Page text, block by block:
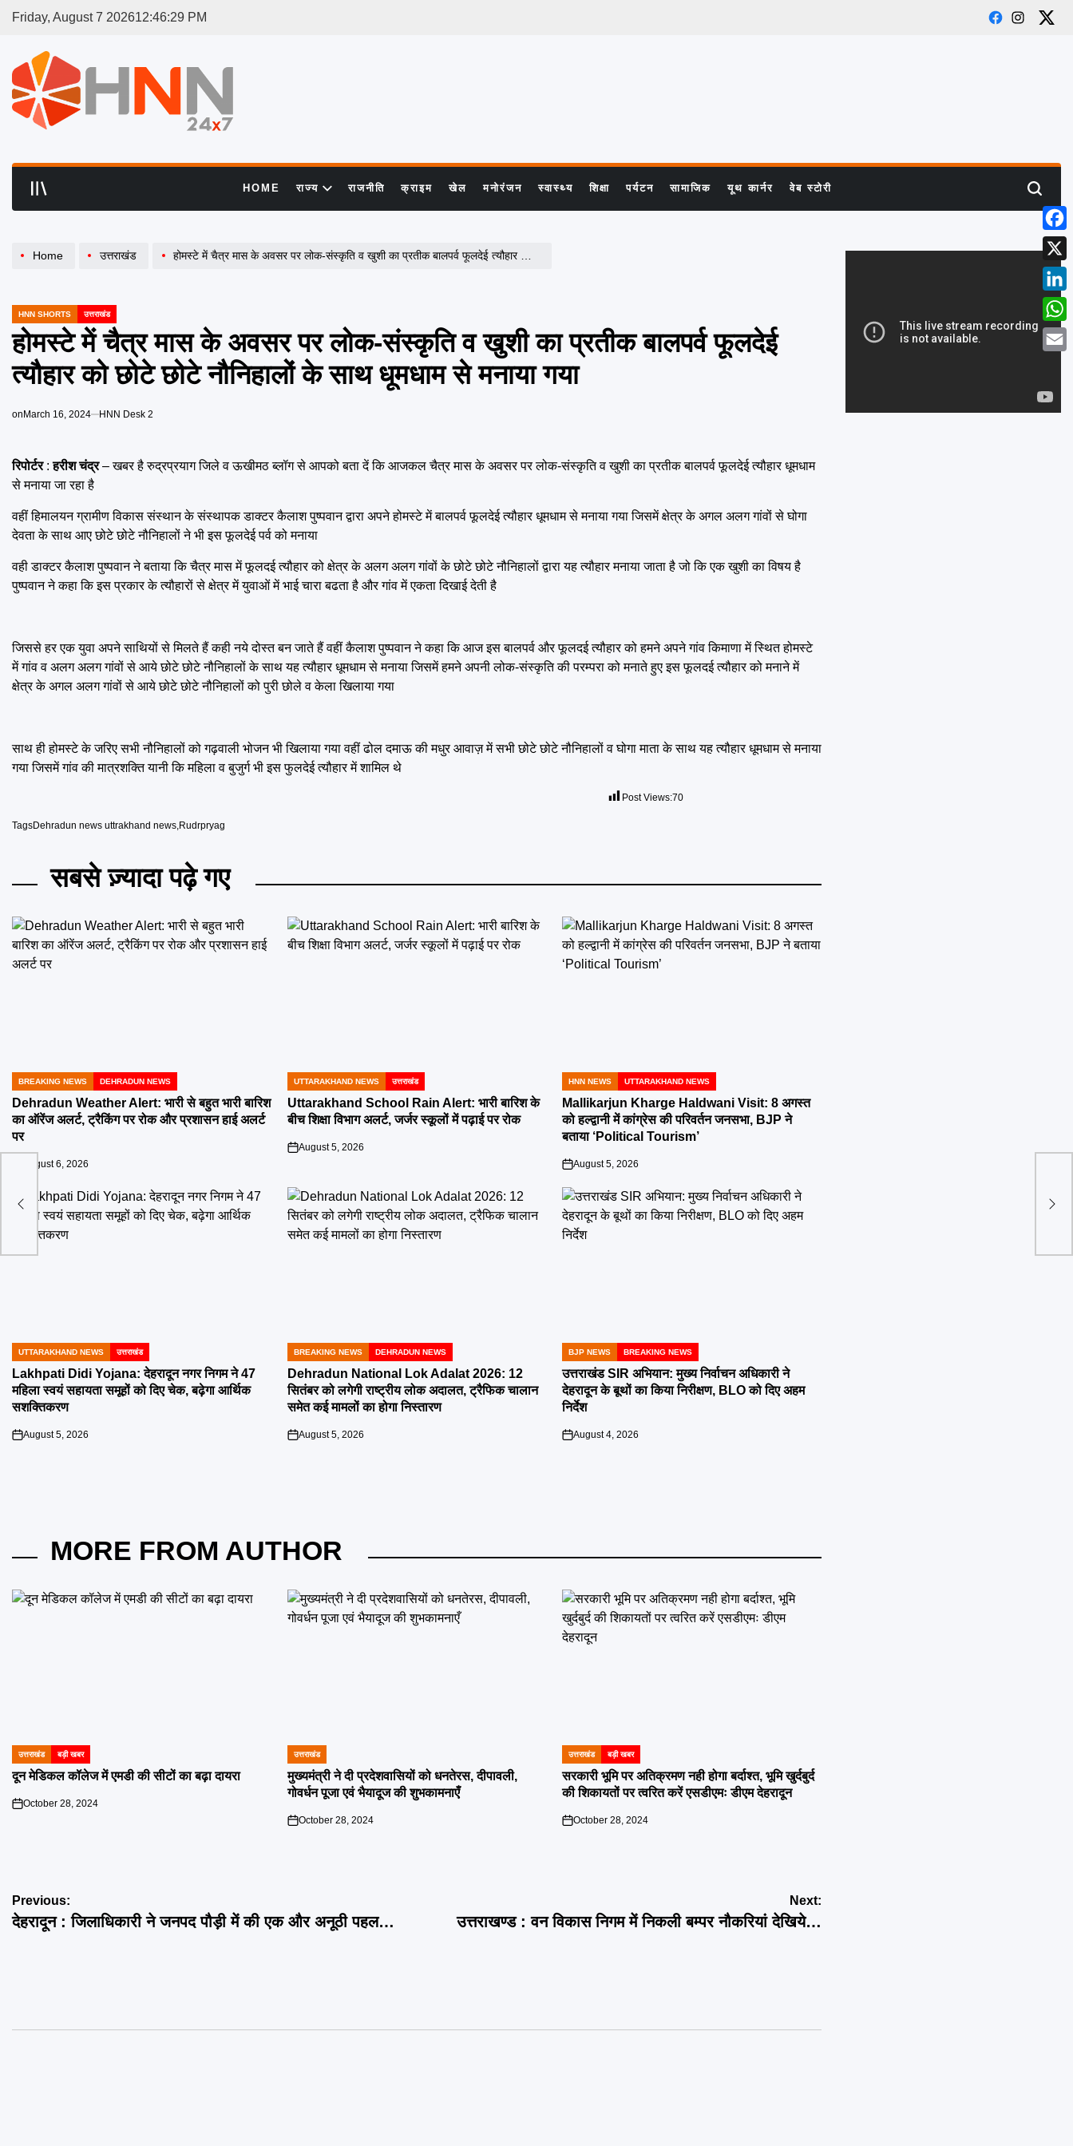
Friday, August 7 202612:46:30 PM
Facebook
Instagram
X
HOME राज्य राजनीति क्राइम खेल मनोरंजन स्वास्थ्य शिक्षा पर्यटन सामाजिक यूथ कार्नर वेब स्टोरी Search
Home उत्तराखंड होमस्टे में चैत्र मास के अवसर पर लोक-संस्कृति व खुशी का प्रतीक बालपर्व फूलदेई त्यौहार को छोटे छोटे नौनिहालों के साथ धूमधाम से मनाया गया
POSTED
HNN SHORTS उत्तराखंड
होमस्टे में चैत्र मास के अवसर पर लोक-संस्कृति व खुशी का प्रतीक बालपर्व फूलदेई
त्यौहार को छोटे छोटे नौनिहालों के साथ धूमधाम से मनाया गया
onMarch 16, 2024 HNN Desk 2
रिपोर्टर:हरीश चंद्र– खबर है रुद्रप्रयाग जिले व ऊखीमठ ब्लॉग से आपको बता दें कि आजकल चैत्र मास के अवसर पर लोक-संस्कृति व खुशी का प्रतीक बालपर्व फूलदेई त्यौहार धूमधाम
से मनाया जा रहा है
वहीं हिमालयन ग्रामीण विकास संस्थान के संस्थापक डाक्टर कैलाश पुष्पवान द्वारा अपने होमस्टे में बालपर्व फूलदेई त्यौहार धूमधाम से मनाया गया जिसमें क्षेत्र के अगल अलग गांवों से घोगा
देवता के साथ आए छोटे छोटे नौनिहालों ने भी इस फूलदेई पर्व को मनाया
वही डाक्टर कैलाश पुष्पवान ने बताया कि चैत्र मास में फूलदई त्यौहार को क्षेत्र के अलग अलग गांवों के छोटे छोटे नौनिहालों द्वारा यह त्यौहार मनाया जाता है जो कि एक खुशी का विषय है
पुष्पवान ने कहा कि इस प्रकार के त्यौहारों से क्षेत्र में युवाओं में भाई चारा बढता है और गांव में एकता दिखाई देती है
जिससे हर एक युवा अपने साथियों से मिलते हैं कही नये दोस्त बन जाते हैं वहीं कैलाश पुष्पवान ने कहा कि आज इस बालपर्व और फूलदई त्यौहार को हमने अपने गांव किमाणा में स्थित होमस्टे
में गांव व अलग अलग गांवों से आये छोटे छोटे नौनिहालों के साथ यह त्यौहार धूमधाम से मनाया जिसमें हमने अपनी लोक-संस्कृति की परम्परा को मनाते हुए इस फूलदई त्यौहार को मनाने में
क्षेत्र के अगल अलग गांवों से आये छोटे छोटे नौनिहालों को पुरी छोले व केला खिलाया गया
साथ ही होमस्टे के जरिए सभी नौनिहालों को गढ़वाली भोजन भी खिलाया गया वहीं ढोल दमाऊ की मधुर आवाज़ में सभी छोटे छोटे नौनिहालों व घोगा माता के साथ यह त्यौहार धूमधाम से मनाया
गया जिसमें गांव की मात्रशक्ति यानी कि महिला व बुजुर्ग भी इस फुलदेई त्यौहार में शामिल थे
Post Views:70
TagsDehradun news uttrakhand news Rudrpryag
सबसे ज़्यादा पढ़े गए
POSTED
IN
BREAKING NEWS DEHRADUN NEWS
Dehradun Weather Alert: भारी से बहुत भारी बारिश
का ऑरेंज अलर्ट, ट्रैकिंग पर रोक और प्रशासन हाई अलर्ट
पर
August 6, 2026
POSTED
IN
UTTARAKHAND NEWS उत्तराखंड
Uttarakhand School Rain Alert: भारी बारिश के
बीच शिक्षा विभाग अलर्ट, जर्जर स्कूलों में पढ़ाई पर रोक
on
August 5, 2026
POSTED
IN
HNN NEWS UTTARAKHAND NEWS
Mallikarjun Kharge Haldwani Visit: 8 अगस्त
को हल्द्वानी में कांग्रेस की परिवर्तन जनसभा, BJP ने
बताया ‘Political Tourism’
on
August 5, 2026
POSTED
IN
UTTARAKHAND NEWS उत्तराखंड
Lakhpati Didi Yojana: देहरादून नगर निगम ने 47
महिला स्वयं सहायता समूहों को दिए चेक, बढ़ेगा आर्थिक
सशक्तिकरण
on
August 5, 2026
POSTED
IN
BREAKING NEWS DEHRADUN NEWS
Dehradun National Lok Adalat 2026: 12
सितंबर को लगेगी राष्ट्रीय लोक अदालत, ट्रैफिक चालान
समेत कई मामलों का होगा निस्तारण
on
August 5, 2026
POSTED
IN
BJP NEWS BREAKING NEWS
उत्तराखंड SIR अभियान: मुख्य निर्वाचन अधिकारी ने
देहरादून के बूथों का किया निरीक्षण, BLO को दिए अहम
निर्देश
on
August 4, 2026
MORE FROM AUTHOR
POSTED
IN
उत्तराखंड बड़ी खबर
दून मेडिकल कॉलेज में एमडी की सीटों का बढ़ा दायरा
on
October 28, 2024
POSTED
IN
उत्तराखंड
मुख्यमंत्री ने दी प्रदेशवासियों को धनतेरस, दीपावली,
गोवर्धन पूजा एवं भैयादूज की शुभकामनाएँ
on
October 28, 2024
POSTED
IN
उत्तराखंड बड़ी खबर
सरकारी भूमि पर अतिक्रमण नही होगा बर्दाश्त, भूमि खुर्दबुर्द
की शिकायतों पर त्वरित करें एसडीएमः डीएम देहरादून
on
October 28, 2024
Post
navigation
Previous:
देहरादून : जिलाधिकारी ने जनपद पौड़ी में की एक और अनूठी पहल…
Next:
उत्तराखण्ड : वन विकास निगम में निकली बम्पर नौकरियां देखिये…
X